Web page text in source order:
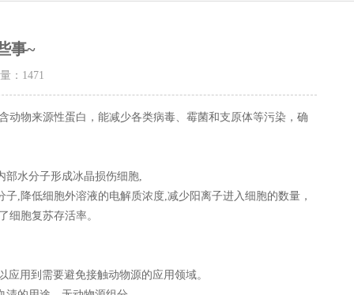
事~
： 1471
物来源性蛋白，能减少各类病毒、霉菌和支原体等污染，确
水分子形成冰晶损伤细胞,
降低细胞外溶液的电解质浓度,减少阳离子进入细胞的数量，
细胞复苏存活率。
用到需要避免接触动物源的应用领域。